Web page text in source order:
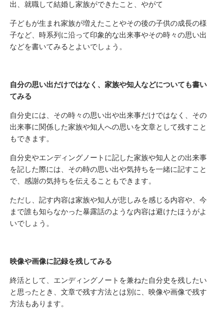
出、就職して結婚し家族ができたこと、やがて
子どもが生まれ家族が増えたことやその後の子供の成長の様
子など、時系列に沿って印象的な出来事やその時々の思い出
などを書いてみるとよいでしょう。
自分の思い出だけではなく、家族や知人などについても書い
てみる
自分史には、その時々の思い出や出来事だけではなく、その
出来事に関係した家族や知人への思いを文章として残すこと
もできます。
自分史やエンディングノートに記した家族や知人との出来事
を記した際には、その時の思い出や気持ちを一緒に記すこと
で、感謝の気持ちを伝えることもできます。
ただし、記す内容は家族や知人が悲しみを感じる内容や、今
まで誰も知らなかった暴露話のような内容は避けたほうがよ
いでしょう。
映像や画像に記録を残してみる
終活として、エンディングノートを兼ねた自分史を残したい
と思ったとき、文章で残す方法とは別に、映像や画像で残す
方法もあります。